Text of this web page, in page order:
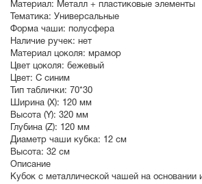
Материал: Металл + пластиковые элементы
Тематика: Универсальные
Форма чаши: полусфера
Наличие ручек: нет
Материал цоколя: мрамор
Цвет цоколя: бежевый
Цвет: С синим
Тип таблички: 70*30
Ширина (X): 120 мм
Высота (Y): 320 мм
Глубина (Z): 120 мм
Диаметр чаши кубка: 12 см
Высота: 32 см
Описание
Кубок с металлической чашей на основании